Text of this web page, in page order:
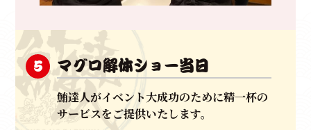
5 マグロ解体ショー当日
鮪達人がイベント大成功のために精一杯の
サービスをご提供いたします。